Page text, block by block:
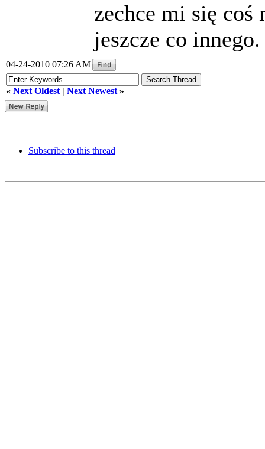
zechce mi się coś
jeszcze co innego.
04-24-2010 07:26 AM
« Next Oldest | Next Newest »
Subscribe to this thread